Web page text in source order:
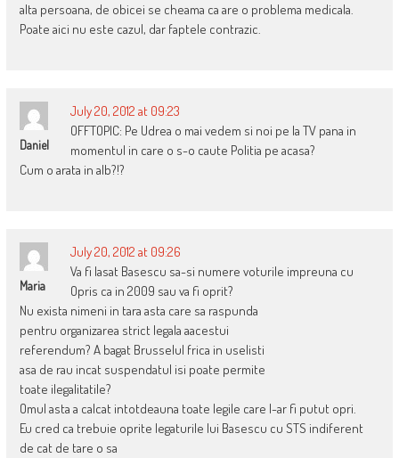
alta persoana, de obicei se cheama ca are o problema medicala.
Poate aici nu este cazul, dar faptele contrazic.
Daniel
July 20, 2012 at 09:23
OFFTOPIC: Pe Udrea o mai vedem si noi pe la TV pana in
momentul in care o s-o caute Politia pe acasa?
Cum o arata in alb?!?
Maria
July 20, 2012 at 09:26
Va fi lasat Basescu sa-si numere voturile impreuna cu
Opris ca in 2009 sau va fi oprit?
Nu exista nimeni in tara asta care sa raspunda
pentru organizarea strict legala aacestui
referendum? A bagat Brusselul frica in uselisti
asa de rau incat suspendatul isi poate permite
toate ilegalitatile?
Omul asta a calcat intotdeauna toate legile care l-ar fi putut opri.
Eu cred ca trebuie oprite legaturile lui Basescu cu STS indiferent
de cat de tare o sa